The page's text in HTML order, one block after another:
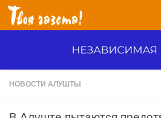
Перейти к содержимому
НОВОСТИ АЛУШТЫ